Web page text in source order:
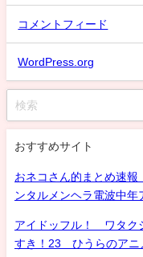
コメントフィード
WordPress.org
おすすめサイト
おネコさん的まとめ速
ンタルメンヘラ電波中
アイドッフル！ ワタク
すき！23 ひうらのアニ